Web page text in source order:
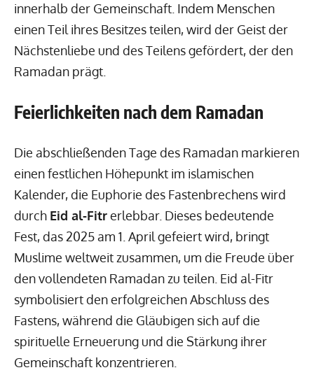
innerhalb der Gemeinschaft. Indem Menschen
einen Teil ihres Besitzes teilen, wird der Geist der
Nächstenliebe und des Teilens gefördert, der den
Ramadan prägt.
Feierlichkeiten nach dem Ramadan
Die abschließenden Tage des Ramadan markieren
einen festlichen Höhepunkt im islamischen
Kalender, die Euphorie des Fastenbrechens wird
durch Eid al-Fitrerlebbar. Dieses bedeutende
Fest, das 2025 am 1. April gefeiert wird, bringt
Muslime weltweit zusammen, um die Freude über
den vollendeten Ramadan zu teilen. Eid al-Fitr
symbolisiert den erfolgreichen Abschluss des
Fastens, während die Gläubigen sich auf die
spirituelle Erneuerung und die Stärkung ihrer
Gemeinschaft konzentrieren.